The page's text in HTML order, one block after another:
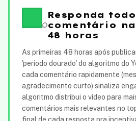
Responda todo
comentário
48 horas
As primeiras 48 horas após
'período dourado' do algoritmo do
cada comentário rapidamente
agradecimento curto) sinaliza
algoritmo distribui o vídeo para
comentários mais relevantes no